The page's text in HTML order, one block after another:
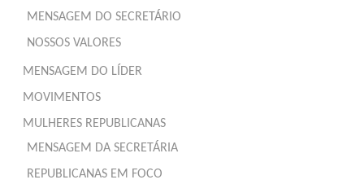
MENSAGEM DO SECRETÁRIO
NOSSOS VALORES
MENSAGEM DO LÍDER
MOVIMENTOS
MULHERES REPUBLICANAS
MENSAGEM DA SECRETÁRIA
REPUBLICANAS EM FOCO